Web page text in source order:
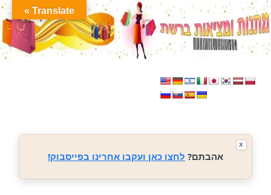
אהבתם? לחצו כאן ועקבו אחרינו בפייסבוק!
X
Translate »